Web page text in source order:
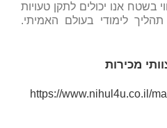
בשטח אנו יכולים לתקן טעויות
לימודי בעולם האמיתי.
https://www.nihul4u.co.il/